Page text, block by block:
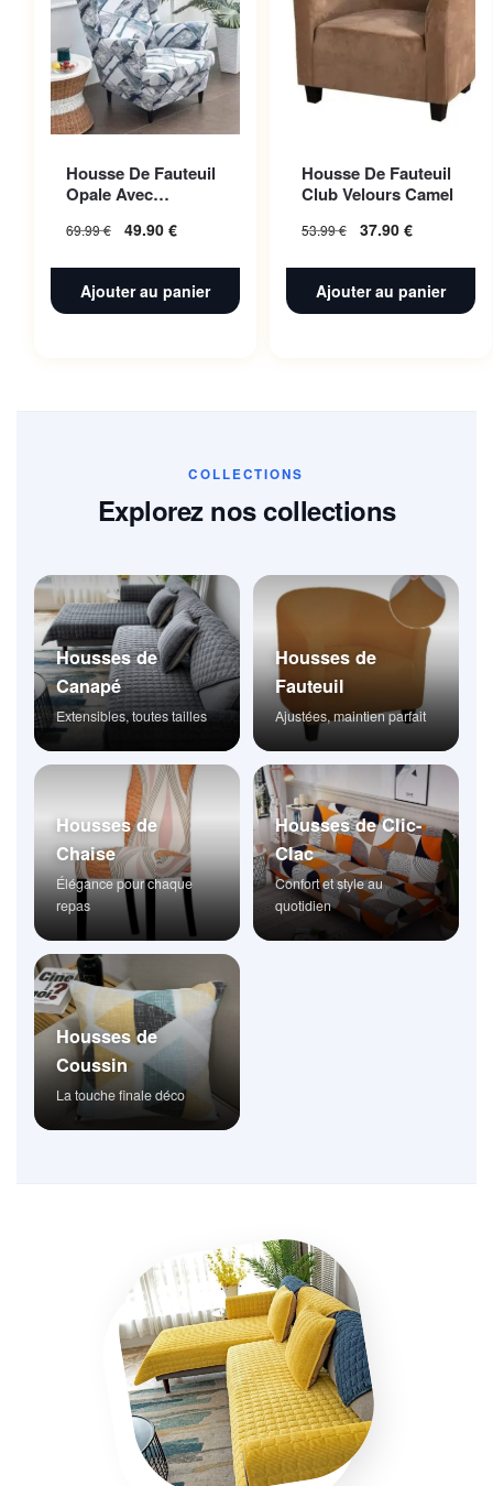
Housse De Fauteuil
Opale Avec
Extensible |
69.99€ 49.90 €
Ajouter au panier
Housse De Fauteuil
Club Velours Camel
53.99€ 37.90 €
Ajouter au panier
COLLECTIONS
Explorez nos collections
Housses de
Canapé
Extensibles, toutes tailles
Housses de
Fauteuil
Ajustées, maintien parfait
Housses de
Chaise
Élégance pour chaque
repas
Housses de Clic-
Clac
Confort et style au
quotidien
Housses de
Coussin
La touche finale déco